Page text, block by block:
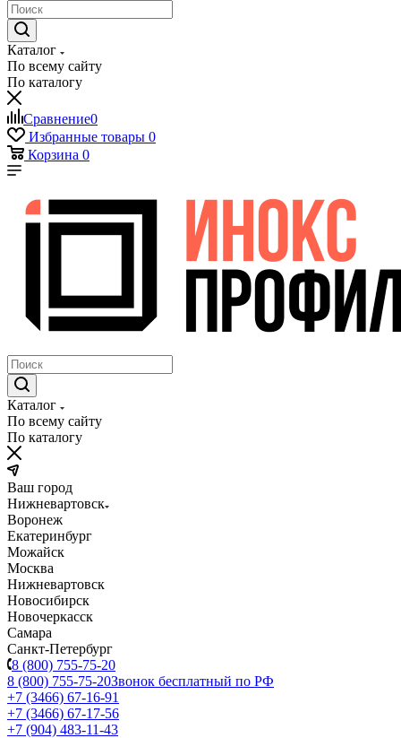
Каталог
По всему сайту
По каталогу
Сравнение0
Избранные товары 0
Корзина 0
Каталог
По всему сайту
По каталогу
Ваш город
Нижневартовск
Воронеж
Екатеринбург
Можайск
Москва
Нижневартовск
Новосибирск
Новочеркасск
Самара
Санкт-Петербург
8 (800) 755-75-20
8 (800) 755-75-20Звонок бесплатный по РФ
+7 (3466) 67-16-91
+7 (3466) 67-17-56
+7 (904) 483-11-43